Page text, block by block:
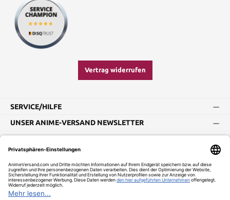
Vertrag widerrufen
SERVICE/HILFE
UNSER ANIME-VERSAND NEWSLETTER
Impressum